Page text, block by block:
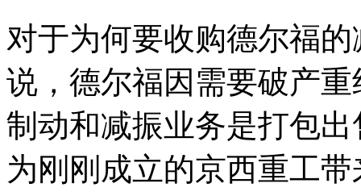
对于为何要收购德尔福
说，德尔福因需要破产
制动和减振业务是打包
为刚刚成立的京西重工